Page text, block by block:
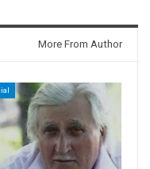
More From Author